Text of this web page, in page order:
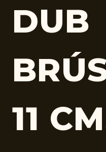
DUB
11